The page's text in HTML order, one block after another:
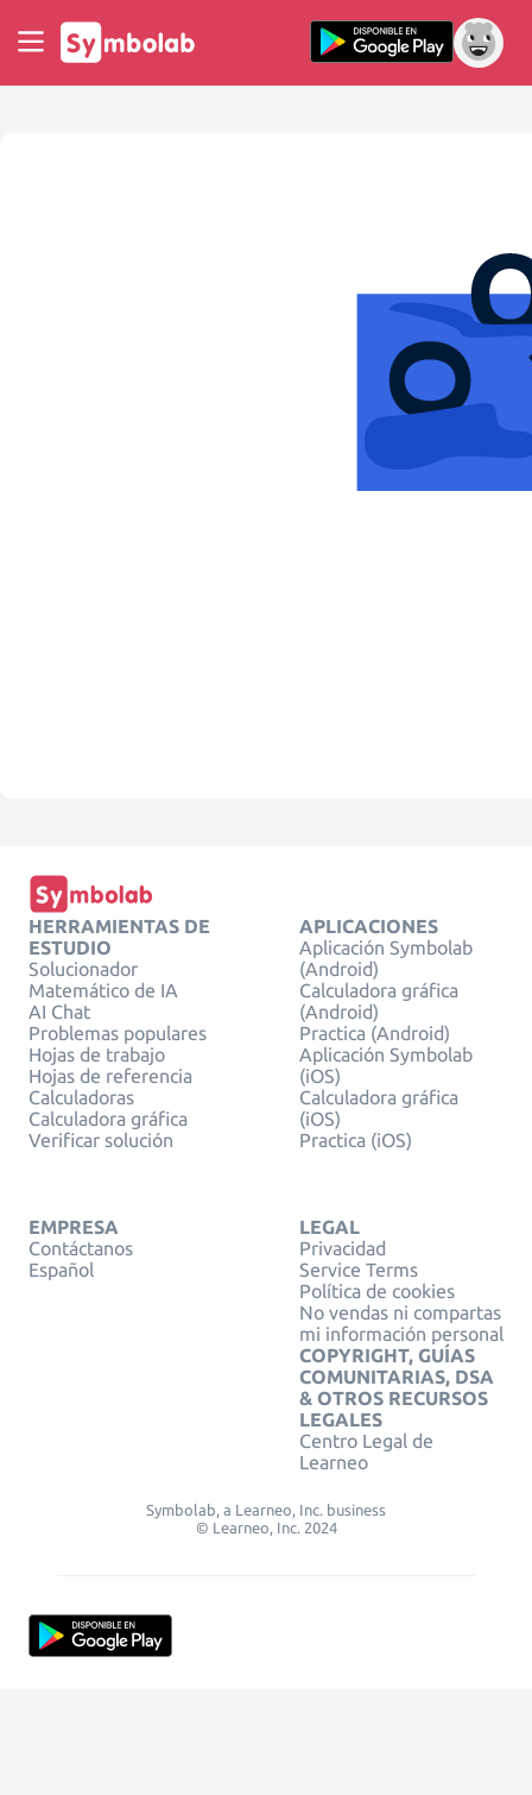
HERRAMIENTAS DE
ESTUDIO
Solucionador
Matemático de IA
AI Chat
Problemas populares
Hojas de trabajo
Hojas de referencia
Calculadoras
Calculadora gráfica
Verificar solución
APLICACIONES
Aplicación Symbolab
(Android)
Calculadora gráfica
(Android)
Practica (Android)
Aplicación Symbolab
(iOS)
Calculadora gráfica
(iOS)
Practica (iOS)
EMPRESA
Contáctanos
Español
LEGAL
Privacidad
Service Terms
Política de cookies
No vendas ni compartas
mi información personal
COPYRIGHT, GUÍAS
COMUNITARIAS, DSA
& OTROS RECURSOS
LEGALES
Centro Legal de
Learneo
Symbolab, a Learneo, Inc. business
© Learneo, Inc. 2024